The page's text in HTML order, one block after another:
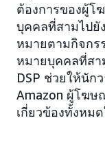
ต้องการของผู้โ
บุคคลที่สามไปยั
หมายตามกิจกร
หมายบุคคลที่สา
DSP ช่วยให้นัก
Amazon ผู้โฆษ
เกี่ยวข้องทั้งหม